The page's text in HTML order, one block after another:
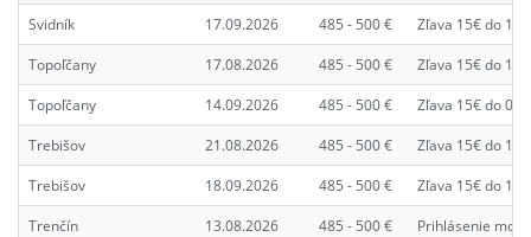
Svidník
17.09.2026 485 - 500 €
Zľava 15€ do
Topoľčany
17.08.2026 485 - 500 €
Zľava 15€ do
Topoľčany
14.09.2026 485 - 500 €
Zľava 15€ do
Trebišov
21.08.2026 485 - 500 €
Zľava 15€ do
Trebišov
18.09.2026 485 - 500 €
Zľava 15€ do
Trenčín
13.08.2026 485 - 500 €
Prihlásenie